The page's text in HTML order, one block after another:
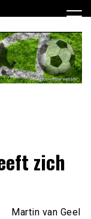
zich
Martin van Geel